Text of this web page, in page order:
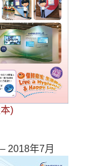
)
2018年7月